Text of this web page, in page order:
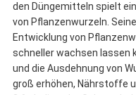
den Düngemitteln spielt
von Pflanzenwurzeln.
Entwicklung von
schneller wachsen lassen
und die Ausdehnung von
groß erhöhen, Nährstoffe